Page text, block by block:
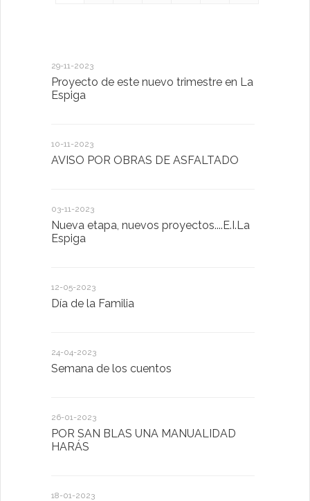
29-11-2023
Proyecto de este nuevo trimestre en La
Espiga
10-11-2023
AVISO POR OBRAS DE ASFALTADO
03-11-2023
Nueva etapa, nuevos proyectos....E.I.La
Espiga
12-05-2023
Día de la Familia
24-04-2023
Semana de los cuentos
26-01-2023
POR SAN BLAS UNA MANUALIDAD
HARÁS
18-01-2023